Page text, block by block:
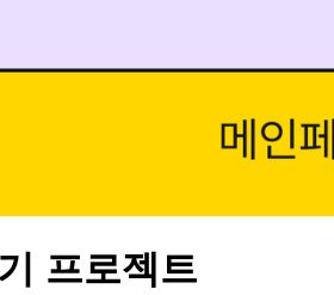
프로젝트